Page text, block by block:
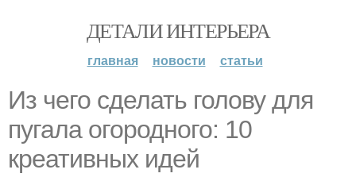
ДЕТАЛИ ИНТЕРЬЕРА
главная новости статьи
Из чего сделать голову для
пугала огородного: 10
креативных идей